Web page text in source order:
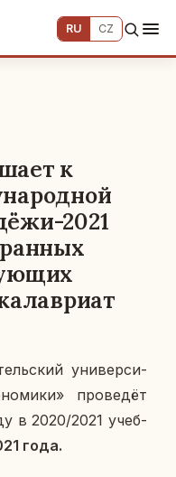
RU CZ
к
2021
уни­вер­си­
про­ве­дёт
в 2020/2021 учеб­
года.